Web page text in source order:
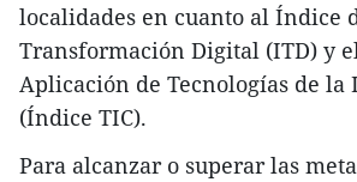
localidades en cuanto al Índice
Transformación Digital (ITD) y
Aplicación de Tecnologías de
(Índice TIC).
Para alcanzar o superar las